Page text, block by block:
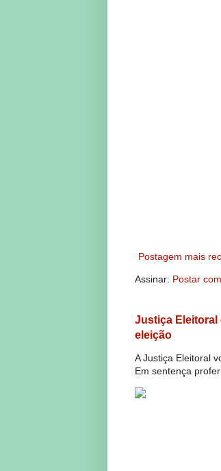
Postagem mais
Assinar: Postar
Justiça Eleitoral
eleição
A Justiça Eleitoral
Em sentença